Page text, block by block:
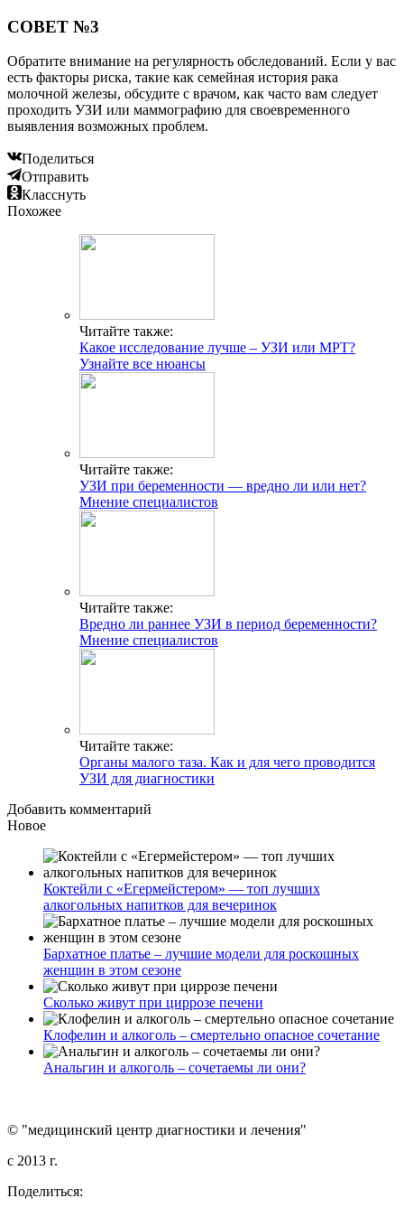
СОВЕТ №3
Обратите внимание на регулярность обследований. Если у вас
есть факторы риска, такие как семейная история рака
молочной железы, обсудите с врачом, как часто вам следует
проходить УЗИ или маммографию для своевременного
выявления возможных проблем.
Поделиться
Отправить
Класснуть
Похожее
Читайте также:
Какое исследование лучше – УЗИ или МРТ?
Узнайте все нюансы
Читайте также:
УЗИ при беременности — вредно ли или нет?
Мнение специалистов
Читайте также:
Вредно ли раннее УЗИ в период беременности?
Мнение специалистов
Читайте также:
Органы малого таза. Как и для чего проводится
УЗИ для диагностики
Добавить комментарий
Новое
Коктейли с «Егермейстером» — топ лучших
алкогольных напитков для вечеринок
Бархатное платье – лучшие модели для роскошных
женщин в этом сезоне
Сколько живут при циррозе печени
Клофелин и алкоголь – смертельно опасное сочетание
Анальгин и алкоголь – сочетаемы ли они?
© "медицинский центр диагностики и лечения"
c 2013 г.
Поделиться: